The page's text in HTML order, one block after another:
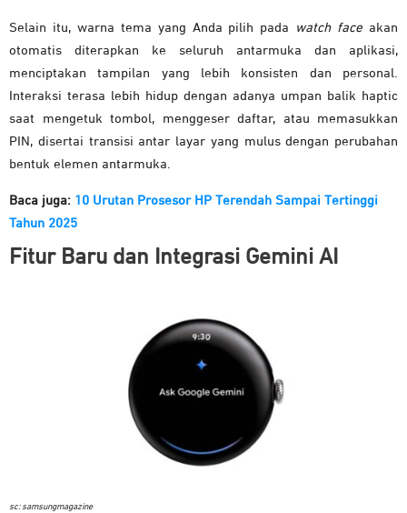
Selain itu, warna tema yang Anda pilih pada watch face akan
otomatis diterapkan ke seluruh antarmuka dan aplikasi,
menciptakantampilan yang lebih konsisten dan personal.
Interaksi terasa lebih hidup dengan adanya umpan balik haptic
saat mengetuk tombol, menggeser daftar, atau memasukkan
PIN, disertai transisi antar layar yang mulusdengan perubahan
bentuk elemen antarmuka.
Baca juga: 10 Urutan Prosesor HP Terendah Sampai Tertinggi
Tahun 2025
Fitur Baru dan Integrasi Gemini AI
sc: samsungmagazine